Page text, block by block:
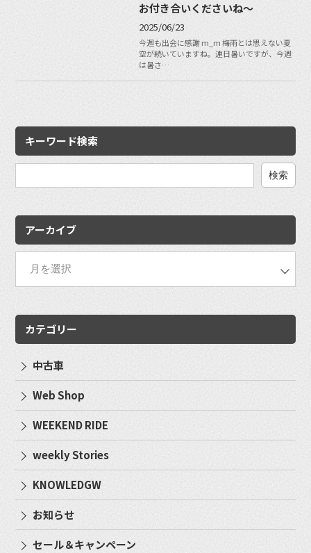
お付き合いくださいね〜
2025/06/23
今週も出会に感謝 m_m 梅雨とは思えない夏
空が続いていますね。連日暑いですが、今週
は暑さ…
キーワード検索
アーカイブ
カテゴリー
中古車
Web Shop
WEEKEND RIDE
weekly Stories
KNOWLEDGW
お知らせ
セール＆キャンペーン